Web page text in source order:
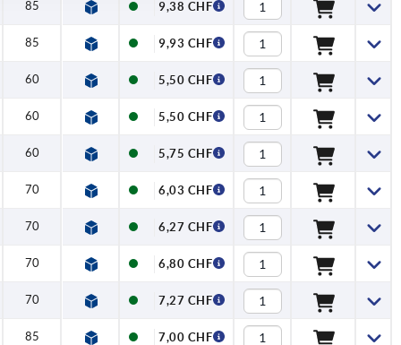
85 9,38 CHF
85 9,93 CHF
60 5,50 CHF
60 5,50 CHF
60 5,75 CHF
70 6,03 CHF
70 6,27 CHF
70 6,80 CHF
70 7,27 CHF
85 7,00 CHF